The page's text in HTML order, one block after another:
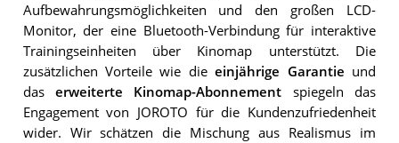
Aufbewahrungsmöglichkeiten und den großen LCD-
Monitor, der eine Bluetooth-Verbindung für interaktive
Trainingseinheiten über Kinomap unterstützt. Die
zusätzlichen Vorteile wie dieeinjährige Garantie und
das erweiterte Kinomap-Abonnement spiegeln das
Engagement von JOROTO für die Kundenzufriedenheit
wider. Wir schätzen die Mischung aus Realismus im